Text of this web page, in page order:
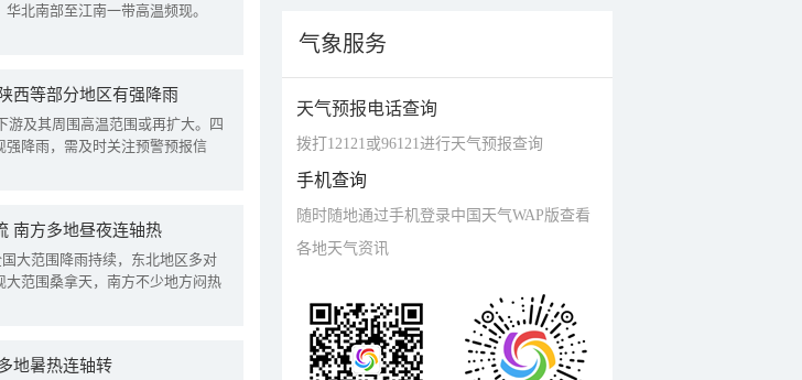
北南部至江南一带高温频现。
西等部分地区有强降雨
游及其周围高温范围或再扩大。四
降雨，需及时关注预警预报信
南方多地昼夜连轴热
大范围降雨持续，东北地区多对
范围桑拿天，南方不少地方闷热
地暑热连轴转
气象服务
天气预报电话查询
拨打12121或96121进行天气预报查询
手机查询
随时随地通过手机登录中国天气WAP版查看
各地天气资讯